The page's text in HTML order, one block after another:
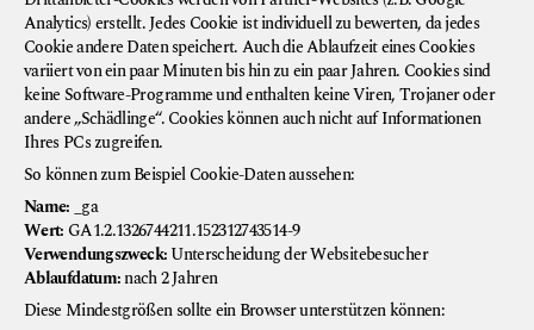
Analytics) erstellt. Jedes Cookie ist individuell zu bewerten, da jedes
Cookie andere Daten speichert. Auch die Ablaufzeit eines Cookies
variiert von ein paar Minuten bis hin zu ein paar Jahren. Cookies sind
keine Software-Programme und enthalten keine Viren, Trojaner oder
andere „Schädlinge“. Cookies können auch nicht auf Informationen
Ihres PCs zugreifen.
So können zum Beispiel Cookie-Daten aussehen:
Name: _ga
Wert: GA1.2.1326744211.152312743514-9
Verwendungszweck:Unterscheidung der Websitebesucher
Ablaufdatum:nach 2 Jahren
Diese Mindestgrößen sollte ein Browser unterstützen können: